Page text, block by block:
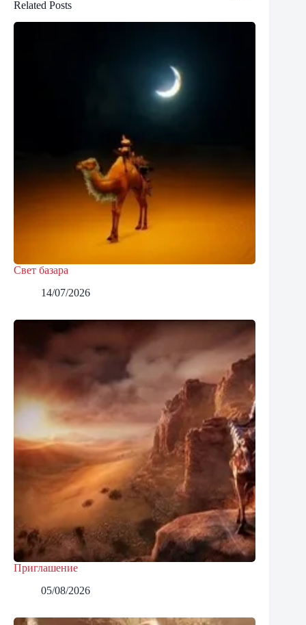
Related Posts
Свет базара
14/07/2026
Приглашение
05/08/2026